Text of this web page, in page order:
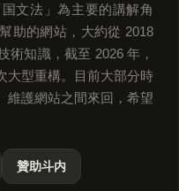
文法」為主要的講解角
助的網站，大約從 2018
術知識，截至 2026 年，
大型重構。目前大部分時
維護網站之間來回，希望
贊助斗内